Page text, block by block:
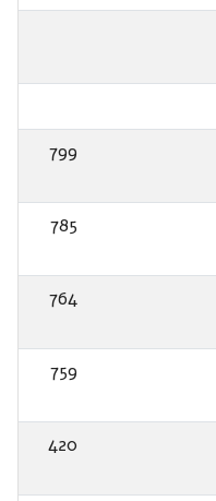
799
785
764
759
420